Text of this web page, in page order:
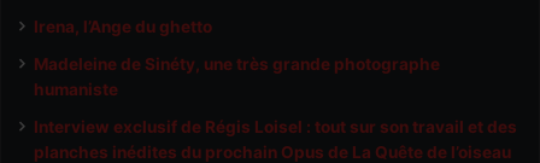
Irena, l’Ange du ghetto
Madeleine de Sinéty, une très grande photographe
humaniste
Interview exclusif de Régis Loisel : tout sur son travail et des
planches inédites du prochain Opus de La Quête de l’oiseau